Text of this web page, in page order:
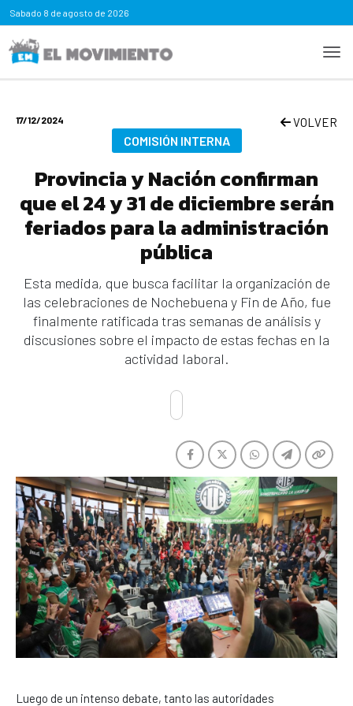
Sabado 8 de agosto de 2026
17/12/2024 VOLVER
COMISIÓN INTERNA
Provincia y Nación confirman
que el 24 y 31 de diciembre serán
feriados para la administración
pública
Esta medida, que busca facilitar la organización de
las celebraciones de Nochebuena y Fin de Año, fue
finalmente ratificada tras semanas de análisis y
discusiones sobre el impacto de estas fechas en la
actividad laboral.
Luego de un intenso debate, tanto las autoridades